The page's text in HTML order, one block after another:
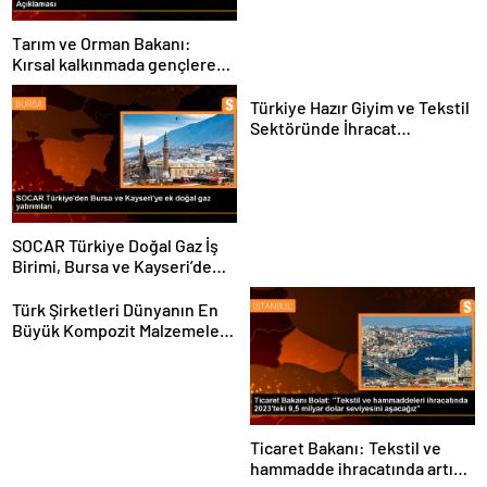
Tarım ve Orman Bakanı:
Kırsal kalkınmada gençlere
ve kadınlara pozitif ayrımcılık
yapıyoruz
SOCAR Türkiye Doğal Gaz İş
Birimi, Bursa ve Kayseri’de
Türkiye Hazır Giyim ve Tekstil
Sektöründe İhracat
Türk Şirketleri Dünyanın En
Büyük Kompozit Malzemeler
Ticaret Bakanı: Tekstil ve
hammadde ihracatında artış